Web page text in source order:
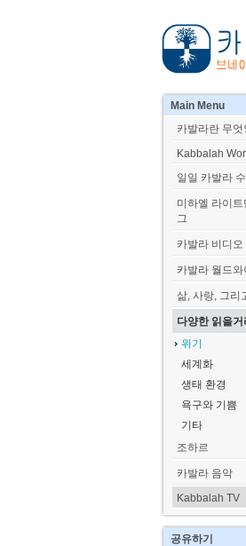
MainMenu
카발라란 무엇
Kabbalah
일일 카발라
미하엘 라이
그
카발라 비디오
카발라 월드와
삶, 사랑, 그리
다양한 읽을거
위기
세계화
생태 환경
욕구와 기쁨
기타
조하르
카발라 음악
Kabbalah TV
공유하기